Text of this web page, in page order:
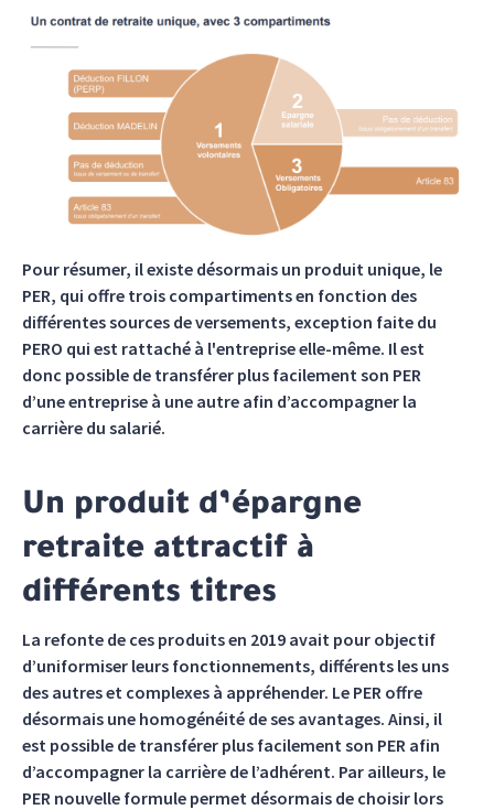
Pour résumer, il existe désormais un produit unique, le
PER, qui offre trois compartiments en fonction des
différentes sources de versements, exception faite du
PERO qui est rattaché à l'entreprise elle-même. Il est
donc possible de transférer plus facilement son PER
d’une entreprise à une autre afin d’accompagner la
carrière du salarié.
Un produit d’épargne
retraite attractif à
différents titres
La refonte de ces produits en 2019 avait pour objectif
d’uniformiser leurs fonctionnements, différents les uns
des autres et complexes à appréhender. Le PER offre
désormais une homogénéité de ses avantages. Ainsi, il
est possible de transférer plus facilement son PER afin
d’accompagner la carrière de l’adhérent. Par ailleurs, le
PER nouvelle formule permet désormais de choisir lors